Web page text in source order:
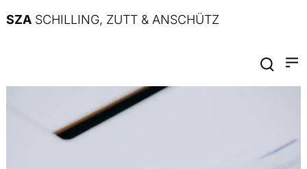
SZA SCHILLING, ZUTT & ANSCHÜTZ